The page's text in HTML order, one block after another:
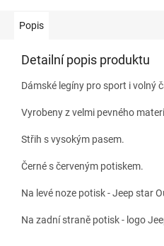
Popis
Detailní popis produktu
Dámské legíny pro sport i volný
Vyrobeny z velmi pevného
Střih s vysokým pasem.
Černé s červeným potiskem.
Na levé noze potisk - Jeep star
Na zadní straně potisk - logo